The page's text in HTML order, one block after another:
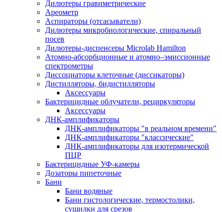
Дилютеры гравиметрические
Ареометр
Аспираторы (отсасыватели)
Дилютеры микробиологические, спиральный
посев
Дилютеры-диспенсеры Microlab Hamilton
Атомно-абсорбционные и атомно–эмиссионные
спектрометры
Диссоциаторы клеточные (диссикаторы)
Дистилляторы, бидистилляторы
Аксессуары
Бактерицидные облучатели, рециркуляторы
Аксессуары
ДНК-амплификаторы
ДНК-амплификаторы "в реальном времени"
ДНК-амплификаторы "классические"
ДНК-амплификаторы для изотермической
ПЦР
Бактерицидные УФ-камеры
Дозаторы пипеточные
Бани
Бани водяные
Бани гистологические, термостолики,
сушилки для срезов